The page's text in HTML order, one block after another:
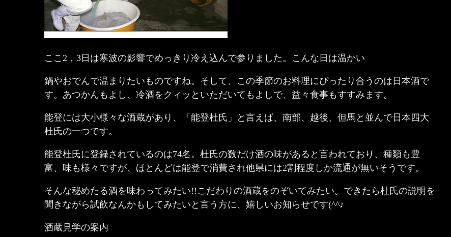
ここ2，3日は寒波の影響でめっきり冷え込んで参りました。こんな日は温かい
鍋やおでんで温まりたいものですね。そして、この季節のお料理にぴったり合うのは日本酒で
す。あつかんもよし、冷酒をクィッといただいてもよしで、益々食事もすすみます。
能登には大小様々な酒蔵があり、「能登杜氏」と言えば、南部、越後、但馬と並んで日本四大
杜氏の一つです。
能登杜氏に登録されているのは74名。杜氏の数だけ酒の味があると言われており、種類も豊
富、味も様々ですが、ほとんどは能登で消費され他県には2割程度しか流通が無いそうです。
そんな秘めたる酒を味わってみたい!!こだわりの酒蔵をのぞいてみたい。できたら杜氏の説明を
聞きながら試飲なんかもしてみたいと言う方に、嬉しいお知らせです(^^♪
酒蔵見学の案内